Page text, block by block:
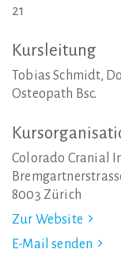
21
Kursleitung
Tobias Schmidt,
Osteopath Bsc.
Colorado Cranial
8003 Zürich
Zur Website
E-Mail senden